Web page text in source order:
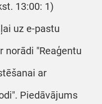
13:00: 1)
uz e-pastu
norādi "Reaģentu
ar
Piedāvājums